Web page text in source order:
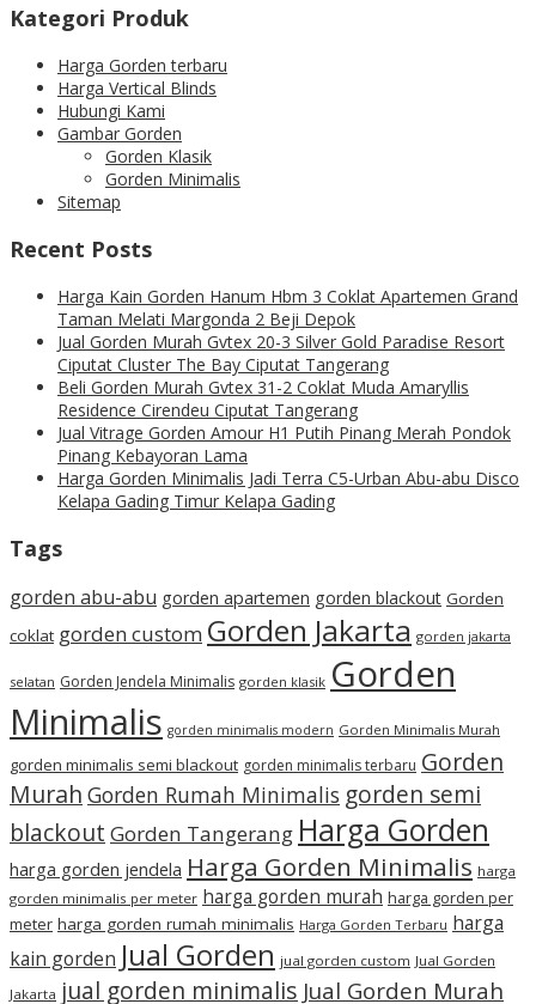
Kategori Produk
Harga Gorden terbaru
Harga Vertical Blinds
Hubungi Kami
Gambar Gorden
Gorden Klasik
Gorden Minimalis
Sitemap
Recent Posts
Harga Kain Gorden Hanum Hbm 3 Coklat Apartemen Grand
Taman Melati Margonda 2 Beji Depok
Jual Gorden Murah Gvtex 20-3 Silver Gold Paradise Resort
Ciputat Cluster The Bay Ciputat Tangerang
Beli Gorden Murah Gvtex 31-2 Coklat Muda Amaryllis
Residence Cirendeu Ciputat Tangerang
Jual Vitrage Gorden Amour H1 Putih Pinang Merah Pondok
Pinang Kebayoran Lama
Harga Gorden Minimalis Jadi Terra C5-Urban Abu-abu Disco
Kelapa Gading Timur Kelapa Gading
Tags
gorden abu-abu gorden apartemen gorden blackout Gorden
coklat gorden custom Gorden Jakarta gorden jakarta
selatan Gorden Jendela Minimalis gorden klasik Gorden
Minimalis gorden minimalis modern Gorden Minimalis Murah
gorden minimalis semi blackout gorden minimalis terbaru Gorden
Murah Gorden Rumah Minimalis gorden semi
blackout Gorden Tangerang Harga Gorden
harga gorden jendela Harga Gorden Minimalis harga
gorden minimalis per meter harga gorden murah harga gorden per
meter harga gorden rumah minimalis Harga Gorden Terbaru harga
kain gorden Jual Gorden jual gorden custom Jual Gorden
Jakarta jual gorden minimalis Jual Gorden Murah